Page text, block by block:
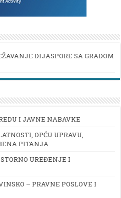
DIJASPORE SA GRADOM
I JAVNE NABAVKE
OPĆU UPRAVU,
PITANJA
UREĐENJE I
– PRAVNE POSLOVE I